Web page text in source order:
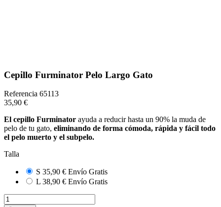
Cepillo Furminator Pelo Largo Gato
Referencia 65113
35,90 €
El cepillo Furminator ayuda a reducir hasta un 90% la muda de
pelo de tu gato, eliminando de forma cómoda, rápida y fácil todo
el pelo muerto y el subpelo.
Talla
S 35,90 € Envío Gratis
L 38,90 € Envío Gratis